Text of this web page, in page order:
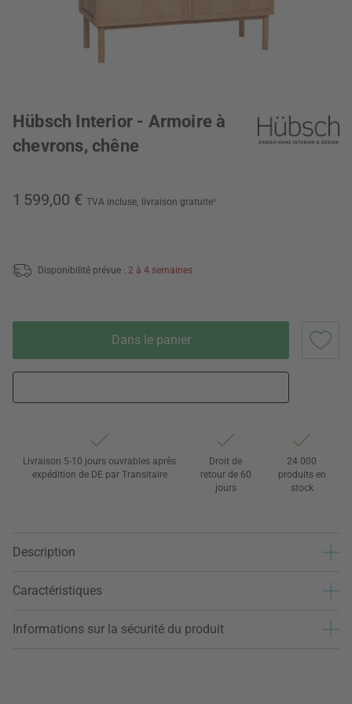
Hübsch Interior - Armoire à
chevrons, chêne
1 599,00 € TVA incluse, livraison gratuite*
Disponibilité prévue : 2 à 4 semaines
Dans le panier
Livraison 5-10 jours ouvrables après
expédition de DE par Transitaire
Droit de
retour de 60
jours
24 000
produits en
stock
Description
Caractéristiques
Informations sur la sécurité du produit